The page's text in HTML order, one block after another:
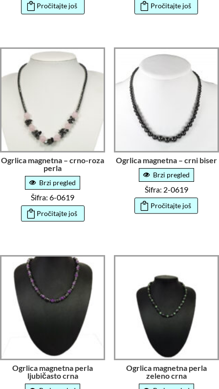
Pročitajte još Pročitajte još
Ogrlica magnetna – crno-roza
perla
Brzi pregled
Šifra: 6-0619
Pročitajte još
Ogrlica magnetna – crni biser
Brzi pregled
Šifra: 2-0619
Pročitajte još
Ogrlica magnetna perla
ljubičasto crna
Ogrlica magnetna perla
zeleno crna